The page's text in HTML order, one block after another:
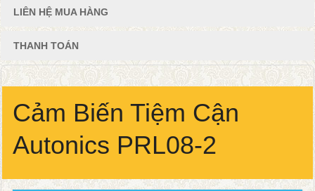
LIÊN HỆ MUA HÀNG
THANH TOÁN
Cảm Biến Tiệm Cận
Autonics PRL08-2